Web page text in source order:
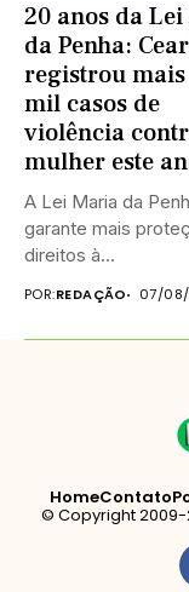
20 anos da
da Penha:
registrou mais
mil casos de
violência
mulher este
A Lei Maria da
garante mais
direitos à...
POR:REDAÇÃO 07/
HomeContato
© Copyright 2009-